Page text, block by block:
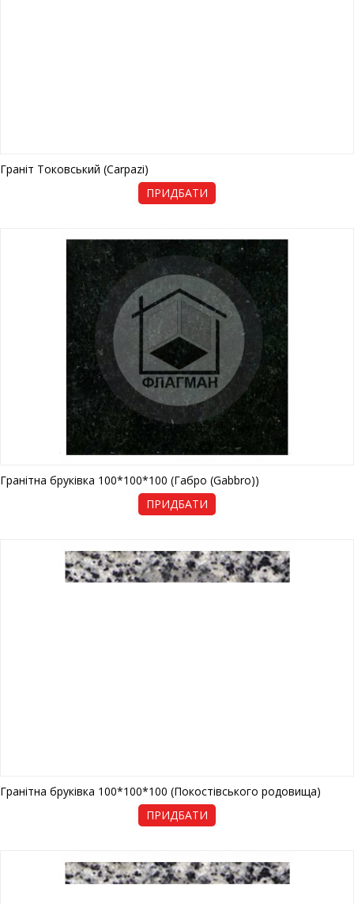
ПРИДБАТИ
Граніт Токовський (Carpazi)
ПРИДБАТИ
Гранітна бруківка 100*100*100 (Габро (Gabbro))
ПРИДБАТИ
Гранітна бруківка 100*100*100 (Покостівського родовища)